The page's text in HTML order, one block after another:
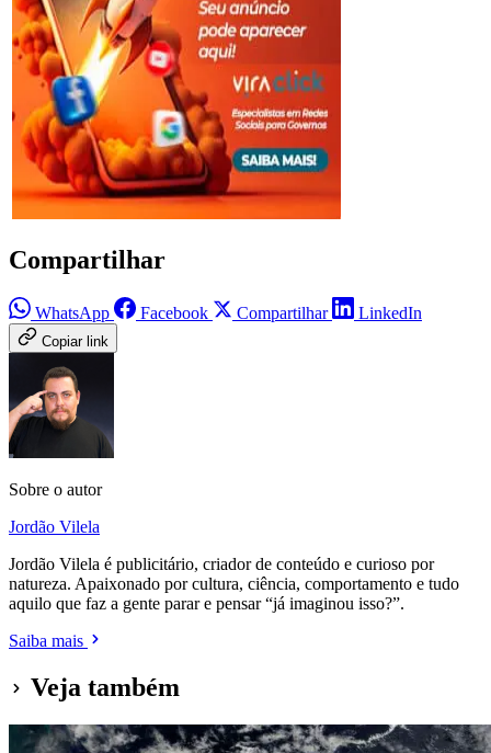
Compartilhar
WhatsApp Facebook Compartilhar LinkedIn
Copiar link
Sobre o autor
Jordão Vilela
Jordão Vilela é publicitário, criador de conteúdo e curioso por
natureza. Apaixonado por cultura, ciência, comportamento e tudo
aquilo que faz a gente parar e pensar “já imaginou isso?”.
Saiba mais
Veja também